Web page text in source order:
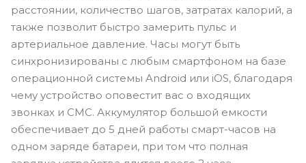
расстоянии, количество шагов, затратах калорий, а
также позволит быстро замерить пульс и
артериальное давление. Часы могут быть
синхронизированы с любым смартфоном на базе
операционной системы Android или iOS, благодаря
чему устройство оповестит вас о входящих
звонках и СМС. Аккумулятор большой емкости
обеспечивает до 5 дней работы смарт-часов на
одном заряде батареи, при том что полная